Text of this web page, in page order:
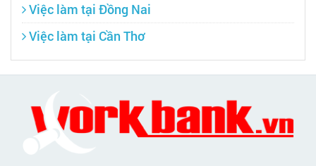
Việc làm tại Đồng Nai
Việc làm tại Cần Thơ